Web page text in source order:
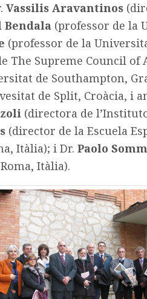
Vassilis Aravantinos
Bendala (professor de la
(professor de la
The Supreme Council of
de Southampton,
de Split, Croàcia, i
(directora de
(director de la Escuela
Itàlia); i Dr. Paolo
Itàlia).